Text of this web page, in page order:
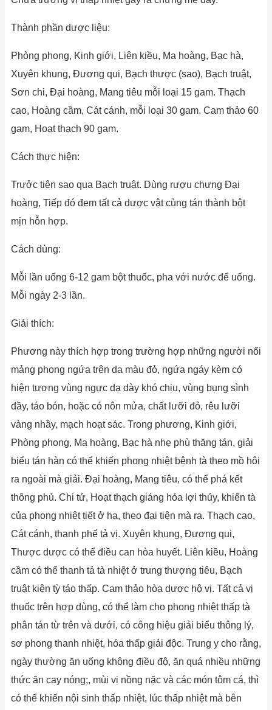
Thành phần dược liệu:
Phòng phong, Kinh giới, Liên kiều, Ma hoàng, Bạc hà,
Xuyên khung, Đương qui, Bạch thược (sao), Bạch truật,
Sơn chi, Đại hoàng, Mang tiêu mỗi loại 15 gam. Thạch
cao, Hoàng cầm, Cát cánh, mỗi loại 30 gam. Cam thảo 60
gam, Hoạt thạch 90 gam.
Cách thực hiện:
Trưởc tiên sao qua Bạch truật. Dùng rượu chưng Đại
hoàng, Tiếp đó đem tất cả dược vật cùng tán thành bột
mịn hỗn hợp.
Cách dùng:
Mỗi lần uống 6-12 gam bột thuốc, pha với nước để uống.
Mỗi ngày 2-3 lần.
Giải thích:
Phương này thích hợp trong trường hợp những người nổi
mảng phong ngứa trên da màu đỏ, ngứa ngáy kèm có
hiện tượng vùng ngực dạ dày khó chịu, vùng bụng sình
đầy, táo bón, hoặc có nôn mửa, chất lưỡi đỏ, rêu lưỡi
vàng nhầy, mạch hoạt sác. Trong phương, Kinh giới,
Phòng phong, Ma hoàng, Bạc hà nhẹ phù thăng tán, giải
biểu tán hàn có thể khiến phong nhiệt bệnh tà theo mồ hôi
ra ngoài mà giải. Đại hoàng, Mang tiêu, có thể phá kết
thông phủ. Chi tử, Hoạt thạch giáng hỏa lợi thủy, khiến tà
của phong nhiệt tiết ở hạ, theo đại tiện mà ra. Thạch cao,
Cát cánh, thanh phế tả vị. Xuyên khung, Đương qui,
Thược dược có thể điều can hòa huyết. Liên kiều, Hoàng
cầm có thể thanh tả tà nhiệt ở trung thượng tiêu, Bạch
truật kiện tỳ táo thấp. Cam thảo hòạ dược hộ vị. Tất cả vị
thuốc trên hợp dùng, có thể làm cho phong nhiệt thấp tà
phân tán từ trên và dưới, có công hiệu giải biểu thông lý,
sơ phong thanh nhiệt, hóa thấp giải độc. Trung y cho rằng,
ngày thường ăn uống không điều độ, ăn quá nhiều những
thức ăn cay nóng;, mùi vị nồng nặc và các món tôm cá, thì
có thể khiến nội sinh thấp nhiệt, lúc thấp nhiệt mà bên